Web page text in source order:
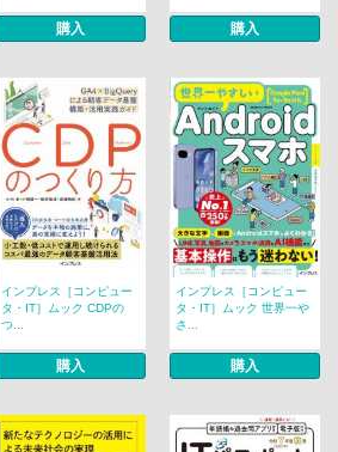
購入 購入
インプレス［コンピュー
タ・IT］ムック CDPの
つ...
購入
インプレス［コンピュー
タ・IT］ムック 世界一や
さ...
購入